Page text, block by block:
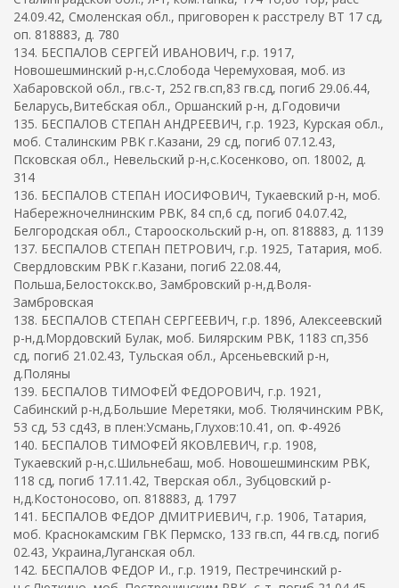
24.09.42, Смоленская обл., приговорен к расстрелу ВТ 17 сд,
оп. 818883, д. 780
134. БЕСПАЛОВ СЕРГЕЙ ИВАНОВИЧ, г.р. 1917,
Новошешминский р-н,с.Слобода Черемуховая, моб. из
Хабаровской обл., гв.с-т, 252 гв.сп,83 гв.сд, погиб 29.06.44,
Беларусь,Витебская обл., Оршанский р-н, д.Годовичи
135. БЕСПАЛОВ СТЕПАН АНДРЕЕВИЧ, г.р. 1923, Курская обл.,
моб. Сталинским РВК г.Казани, 29 сд, погиб 07.12.43,
Псковская обл., Невельский р-н,с.Косенково, оп. 18002, д.
314
136. БЕСПАЛОВ СТЕПАН ИОСИФОВИЧ, Тукаевский р-н, моб.
Набережночелнинским РВК, 84 сп,6 сд, погиб 04.07.42,
Белгородская обл., Старооскольский р-н, оп. 818883, д. 1139
137. БЕСПАЛОВ СТЕПАН ПЕТРОВИЧ, г.р. 1925, Татария, моб.
Свердловским РВК г.Казани, погиб 22.08.44,
Польша,Белостокск.во, Замбровский р-н,д.Воля-
Замбровская
138. БЕСПАЛОВ СТЕПАН СЕРГЕЕВИЧ, г.р. 1896, Алексеевский
р-н,д.Мордовский Булак, моб. Билярским РВК, 1183 сп,356
сд, погиб 21.02.43, Тульская обл., Арсеньевский р-н,
д.Поляны
139. БЕСПАЛОВ ТИМОФЕЙ ФЕДОРОВИЧ, г.р. 1921,
Сабинский р-н,д.Большие Меретяки, моб. Тюлячинским РВК,
53 сд, 53 сд43, в плен:Усмань,Глухов:10.41, оп. Ф-4926
140. БЕСПАЛОВ ТИМОФЕЙ ЯКОВЛЕВИЧ, г.р. 1908,
Тукаевский р-н,с.Шильнебаш, моб. Новошешминским РВК,
118 сд, погиб 17.11.42, Тверская обл., Зубцовский р-
н,д.Костоносово, оп. 818883, д. 1797
141. БЕСПАЛОВ ФЕДОР ДМИТРИЕВИЧ, г.р. 1906, Татария,
моб. Краснокамским ГВК Пермско, 133 гв.сп, 44 гв.сд, погиб
02.43, Украина,Луганская обл.
142. БЕСПАЛОВ ФЕДОР И., г.р. 1919, Пестречинский р-